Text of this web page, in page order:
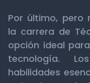
Por último, pero
la carrera de
opción ideal
tecnología.
habilidades